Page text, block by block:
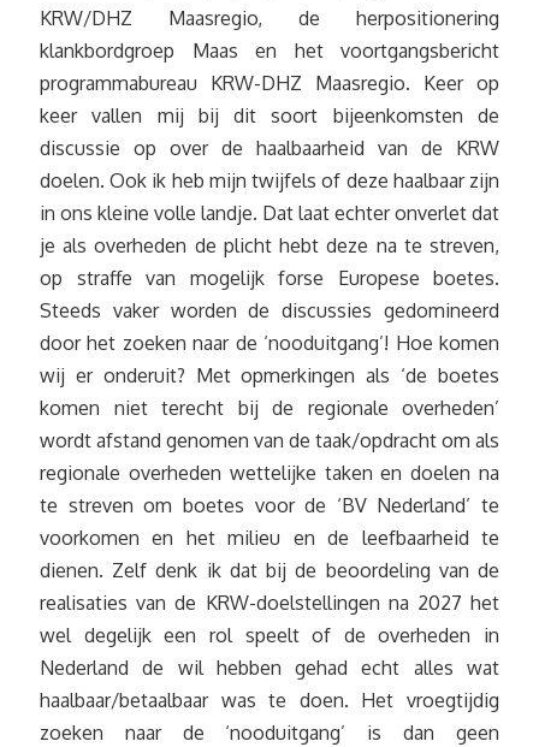
KRW/DHZ Maasregio, de herpositionering
klankbordgroep Maas en het voortgangsbericht
programmabureau KRW-DHZ Maasregio. Keer op
keer vallen mij bij dit soort bijeenkomsten de
discussie op over de haalbaarheid van de KRW
doelen. Ook ik heb mijn twijfels of deze haalbaar zijn
in ons kleine volle landje. Dat laat echter onverlet dat
je als overheden de plicht hebt deze na te streven,
op straffe van mogelijk forse Europese boetes.
Steeds vaker worden de discussies gedomineerd
door het zoeken naar de ‘nooduitgang’! Hoe komen
wij er onderuit? Met opmerkingen als ‘de boetes
komen niet terecht bij de regionale overheden’
wordt afstand genomen van de taak/opdracht om als
regionale overheden wettelijke taken en doelen na
te streven om boetes voor de ‘BV Nederland’ te
voorkomen en het milieu en de leefbaarheid te
dienen. Zelf denk ik dat bij de beoordeling van de
realisaties van de KRW-doelstellingen na 2027 het
wel degelijk een rol speelt of de overheden in
Nederland de wil hebben gehad echt alles wat
haalbaar/betaalbaar was te doen. Het vroegtijdig
zoeken naar de ‘nooduitgang’ is dan geen